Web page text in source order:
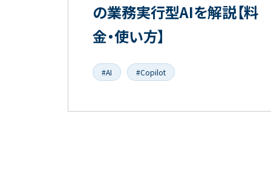
の業務実行型AIを解説【料
金・使い方】
#AI #Copilot